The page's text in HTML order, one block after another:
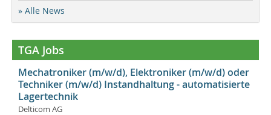
» Alle News
TGA Jobs
Mechatroniker (m/w/d), Elektroniker (m/w/d) oder
Techniker (m/w/d) Instandhaltung - automatisierte
Lagertechnik
Delticom AG